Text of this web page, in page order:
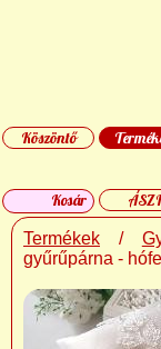
Köszöntő
Kosár
Termékek /
gyűrűpárna -